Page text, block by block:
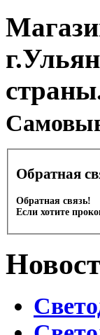
Обратная
Обратная связь!
Если хотите